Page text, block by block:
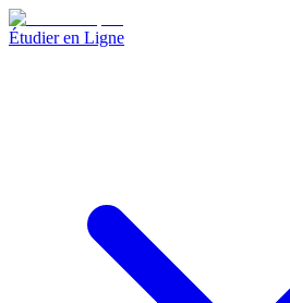
Étudier en Ligne